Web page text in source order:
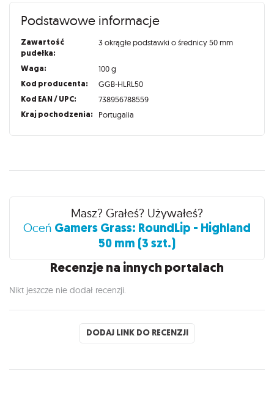
Podstawowe informacje
Zawartość
pudełka:
3 okrągłe podstawki o średnicy 50 mm
Waga: 100 g
Kod producenta: GGB-HLRL50
Kod EAN / UPC: 738956788559
Kraj pochodzenia: Portugalia
Recenzje
Masz? Grałeś? Używałeś?
Oceń Gamers Grass: RoundLip - Highland
50 mm (3 szt.)
Recenzje na innych portalach
Nikt jeszcze nie dodał recenzji.
DODAJ LINK DO RECENZJI